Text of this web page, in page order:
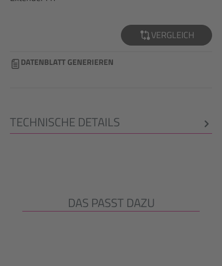
VERGLEICH
DATENBLATT GENERIEREN
TECHNISCHE DETAILS
Produktgalerie überspringen
DAS PASST DAZU